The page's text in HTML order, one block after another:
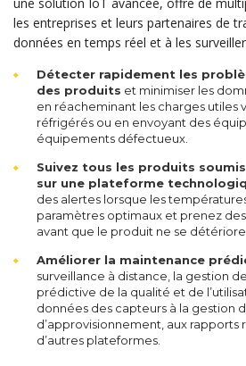
les entreprises et leurs partenaires de
données en temps réel et à les
Détecter rapidement les
des produits et minimiser les
en réacheminant les charges utiles
réfrigérés ou en envoyant des
équipements défectueux.
Suivez tous les produits
sur une plateforme
des alertes lorsque les
paramètres optimaux et prenez
avant que le produit ne se détériore.
Améliorer la maintenance
surveillance à distance, la gestion
prédictive de la qualité et de
données des capteurs à la gestion
d’approvisionnement, aux rapports
d’autres plateformes.